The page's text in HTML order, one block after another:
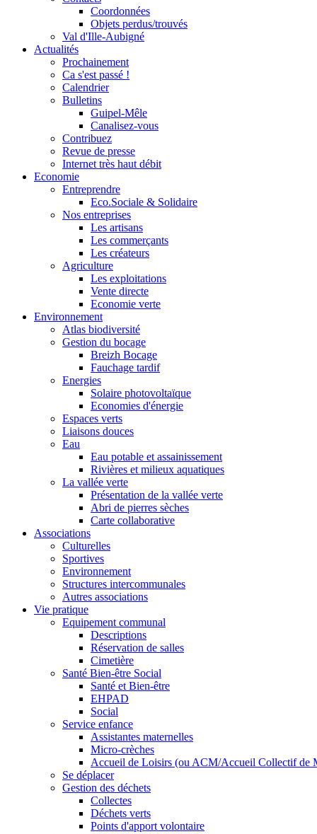
Coordonnées
Objets perdus/trouvés
Val d'Ille-Aubigné
Actualités
Prochainement
Ca s'est passé !
Calendrier
Bulletins
Guipel-Mêle
Canalisez-vous
Contribuez
Revue de presse
Internet très haut débit
Economie
Entreprendre
Eco.Sociale & Solidaire
Nos entreprises
Les artisans
Les commerçants
Les créateurs
Agriculture
Les exploitations
Vente directe
Economie verte
Environnement
Atlas biodiversité
Gestion du bocage
Breizh Bocage
Fauchage tardif
Energies
Solaire photovoltaïque
Economies d'énergie
Espaces verts
Liaisons douces
Eau
Eau potable et assainissement
Rivières et milieux aquatiques
La vallée verte
Présentation de la vallée verte
Abri de pierres sèches
Carte collaborative
Associations
Culturelles
Sportives
Environnement
Structures intercommunales
Autres associations
Vie pratique
Equipement communal
Descriptions
Réservation de salles
Cimetière
Santé Bien-être Social
Santé et Bien-être
EHPAD
Social
Service enfance
Assistantes maternelles
Micro-crèches
Accueil de Loisirs (ou ACM/Accueil Collectif de
Se déplacer
Gestion des déchets
Collectes
Déchets verts
Points d'apport volontaire